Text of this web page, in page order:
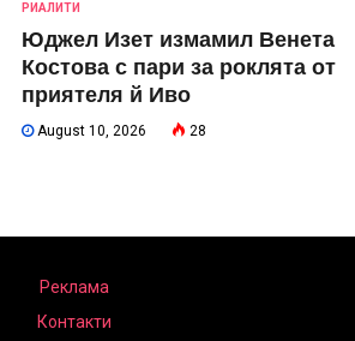
РИАЛИТИ
Юджел Изет измамил Венета
Костова с пари за роклята от
приятеля й Иво
August 10, 2026 28
Реклама
Контакти